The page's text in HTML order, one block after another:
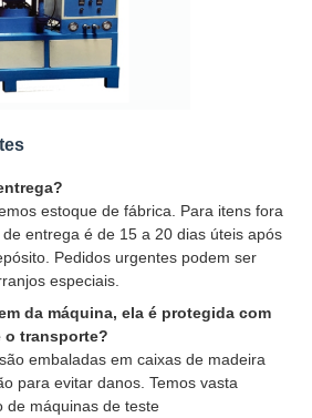
estoque de fábrica. Para itens fora
entrega é de 15 a 20 dias úteis após
Pedidos urgentes podem ser
especiais.
da máquina, ela é protegida com
o transporte?
embaladas em caixas de madeira
para evitar danos. Temos vasta
de máquinas de teste